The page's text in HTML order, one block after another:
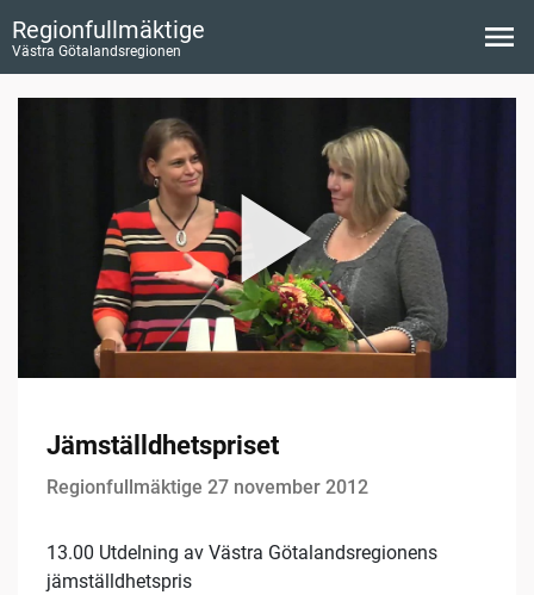
Regionfullmäktige
Västra Götalandsregionen
Jämställdhetspriset
Regionfullmäktige 27 november 2012
13.00 Utdelning av Västra Götalandsregionens
jämställdhetspris